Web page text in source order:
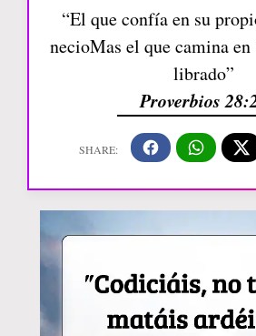
“El que confía en su
necioMas el que camina
librado”
Proverbios